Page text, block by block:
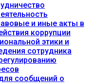
и иные акты в
коррупции
этики и
сотрудника
сообщений о